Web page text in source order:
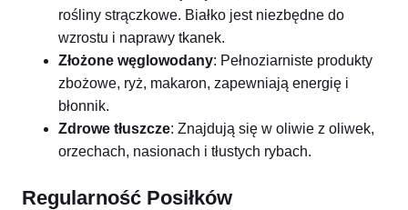
rośliny strączkowe. Białko jest niezbędne do
wzrostu i naprawy tkanek.
Złożone węglowodany: Pełnoziarniste produkty
zbożowe, ryż, makaron, zapewniają energię i
błonnik.
Zdrowe tłuszcze: Znajdują się w oliwie z oliwek,
orzechach, nasionach i tłustych rybach.
Regularność Posiłków